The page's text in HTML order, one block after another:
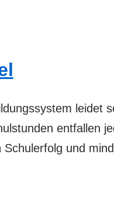
leidet
entfallen
und